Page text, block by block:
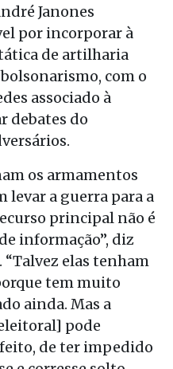
Janones
por incorporar à
de artilharia
com o
associado à
debates do
os armamentos
levar a guerra para a
principal não é
informação”, diz
“Talvez elas tenham
tem muito
ainda. Mas a
pode
de ter impedido